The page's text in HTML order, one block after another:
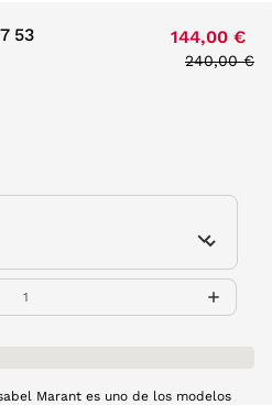
53 144,00 €
Price
240,00 €
Marant es uno de los modelos